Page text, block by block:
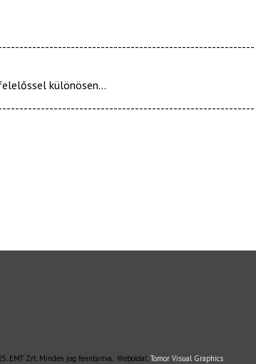
különösen...
EMT Zrt. Minden jog fenntartva. Weboldal:Tomor Visual Graphics